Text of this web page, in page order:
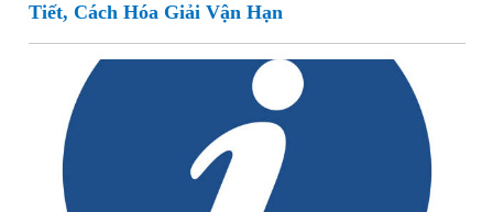
Tiết, Cách Hóa Giải Vận Hạn